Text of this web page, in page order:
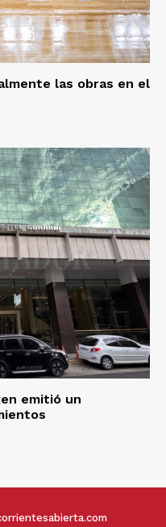
las obras en el
emitió un